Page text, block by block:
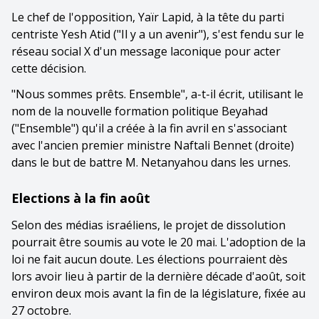
Le chef de l'opposition, Yaïr Lapid, à la tête du parti
centriste Yesh Atid ("Il y a un avenir"), s'est fendu sur le
réseau social X d'un message laconique pour acter
cette décision.
"Nous sommes prêts. Ensemble", a-t-il écrit, utilisant le
nom de la nouvelle formation politique Beyahad
("Ensemble") qu'il a créée à la fin avril en s'associant
avec l'ancien premier ministre Naftali Bennet (droite)
dans le but de battre M. Netanyahou dans les urnes.
Elections à la fin août
Selon des médias israéliens, le projet de dissolution
pourrait être soumis au vote le 20 mai. L'adoption de la
loi ne fait aucun doute. Les élections pourraient dès
lors avoir lieu à partir de la dernière décade d'août, soit
environ deux mois avant la fin de la législature, fixée au
27 octobre.